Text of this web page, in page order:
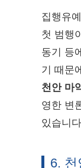
집행유
첫 범행
동기 등
기 때문
천안 마
영한 변
있습니
6.